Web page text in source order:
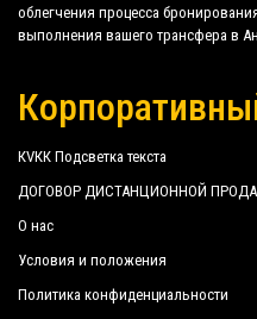
облегчения процесса
выполнения вашего трансфера в
КVКК Подсветка текста
ДОГОВОР ДИСТАНЦИОННОЙ
О нас
Условия и положения
Политика конфиденциальности